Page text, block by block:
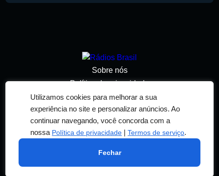
Utilizamos cookies para melhorar a sua
experiência no site e personalizar anúncios. Ao
continuar navegando, você concorda com a
nossa Política de privacidade |Termos de serviço.
Fechar
Sobre nós
Política de privacidade
Termos de serviço
Adicionar rádio
Contato
© 2026 RÁDIOS BRASIL. TODOS OS DIREITOS
RESERVADOS. DESENVOLVIDO POR